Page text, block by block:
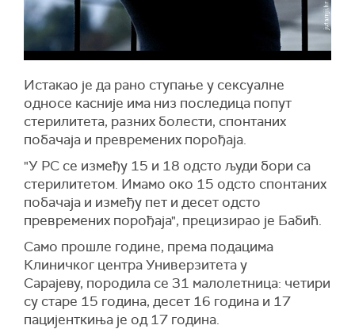
Истакао је да рано ступање у сексуалне
односе касније има низ последица попут
стерилитета, разних болести, спонтаних
побачаја и превремених порођаја.
"У РС се између 15 и 18 одсто људи бори са
стерилитетом. Имамо око 15 одсто спонтаних
побачаја и између пет и десет одсто
превремених порођаја", прецизирао је Бабић.
Само прошле године, према подацима
Клиничког центра Универзитета у
Сарајеву, породила се 31 малолетница: четири
су старе 15 година, десет 16 година и 17
пацијенткиња је од 17 година.